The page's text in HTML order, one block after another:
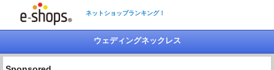
ネットショップランキング！
ウェディングネックレス